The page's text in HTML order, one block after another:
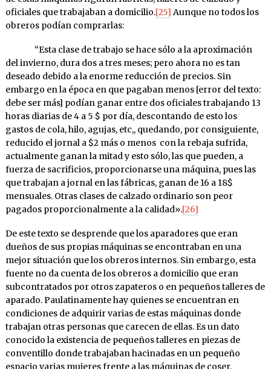
oficiales que trabajaban a domicilio.[25] Aunque no todos los
obreros podían comprarlas:
“Esta clase de trabajo se hace sólo a la aproximación
del invierno, dura dos a tres meses; pero ahora no es tan
deseado debido a la enorme reducción de precios. Sin
embargo en la época en que pagaban menos [error del texto:
debe ser más] podían ganar entre dos oficiales trabajando 13
horas diarias de 4 a 5 $ por día, descontando de esto los
gastos de cola, hilo, agujas, etc,, quedando, por consiguiente,
reducido el jornal a $2 más o menos con la rebaja sufrida,
actualmente ganan la mitad y esto sólo, las que pueden, a
fuerza de sacrificios, proporcionarse una máquina, pues las
que trabajan a jornal en las fábricas, ganan de 16 a 18$
mensuales. Otras clases de calzado ordinario son peor
pagados proporcionalmente a la calidad».[26]
De este texto se desprende que los aparadores que eran
dueños de sus propias máquinas se encontraban en una
mejor situación que los obreros internos. Sin embargo, esta
fuente no da cuenta de los obreros a domicilio que eran
subcontratados por otros zapateros o en pequeños talleres de
aparado. Paulatinamente hay quienes se encuentran en
condiciones de adquirir varias de estas máquinas donde
trabajan otras personas que carecen de ellas. Es un dato
conocido la existencia de pequeños talleres en piezas de
conventillo donde trabajaban hacinadas en un pequeño
espacio varias mujeres frente a las máquinas de coser.